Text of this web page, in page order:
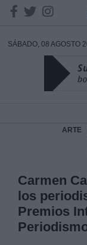
SÁBADO, 08 AGOSTO
ARTE
Carmen
los
Premios
DATOS
Legitimación: